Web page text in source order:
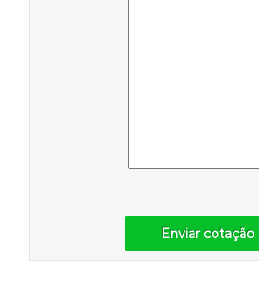
Enviar cotação